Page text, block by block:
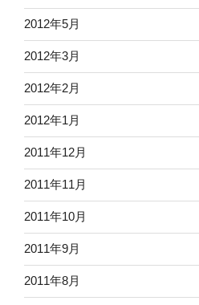
2012年5月
2012年3月
2012年2月
2012年1月
2011年12月
2011年11月
2011年10月
2011年9月
2011年8月